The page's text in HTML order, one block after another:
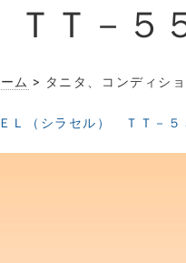
Ｔ－５
ム > タニタ、コンディシ
Ｌ（シラセル） ＴＴ－５